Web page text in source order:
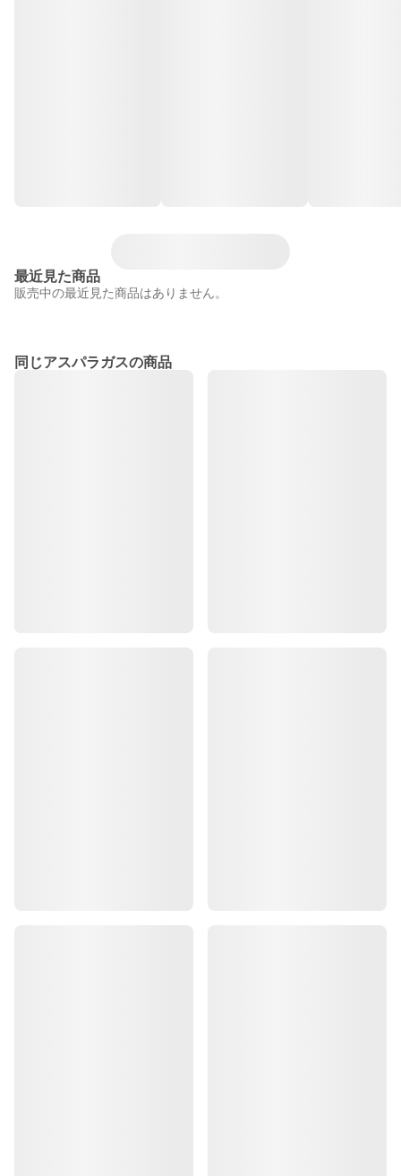
最近見た商品
販売中の最近見た商品はありません。
同じアスパラガスの商品